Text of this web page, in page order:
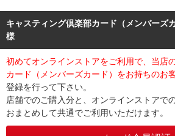
キャスティング倶楽部カード（メンバーズ
様
初めてオンラインストアをご利用で、当店
カード（メンバーズカード）をお持ちのお
登録を行って下さい。
店舗でのご購入分と、オンラインストアで
おまとめして共通でご利用いただけます。